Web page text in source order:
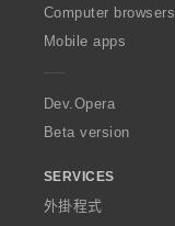
O
p
a
Computer browsers
Mobile apps
Dev.Opera
Beta version
SERVICES
外掛程式